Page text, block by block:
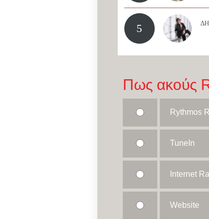
5
Πως ακούς
Rythmos
TuneIn
Internet
Website